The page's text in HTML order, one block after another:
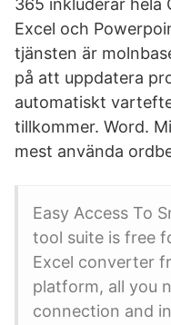
365 inkluderar hela
Excel och
tjänsten är
på att uppdatera
automatiskt
tillkommer. Word.
mest använda
Easy Access To
tool suite is free
Excel converter
platform, all you
connection and